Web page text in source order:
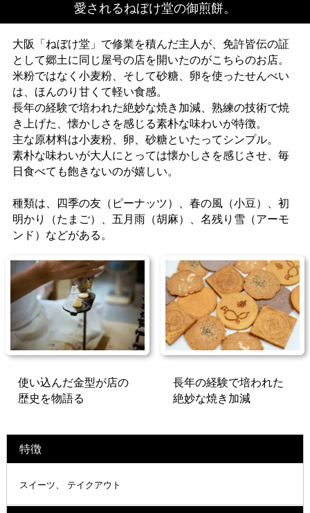
愛されるねぼけ堂の御煎餅。
大阪「ねぼけ堂」で修業を積んだ主人が、免許皆伝の証
として郷土に同じ屋号の店を開いたのがこちらのお店。
米粉ではなく小麦粉、そして砂糖、卵を使ったせんべい
は、ほんのり甘くて軽い食感。
長年の経験で培われた絶妙な焼き加減、熟練の技術で焼
き上げた、懐かしさを感じる素朴な味わいが特徴。
主な原材料は小麦粉、卵、砂糖といたってシンプル。
素朴な味わいが大人にとっては懐かしさを感じさせ、毎
日食べても飽きないのが嬉しい。
種類は、四季の友（ピーナッツ）、春の風（小豆）、初
明かり（たまご）、五月雨（胡麻）、名残り雪（アーモ
ンド）などがある。
使い込んだ金型が店の
歴史を物語る
長年の経験で培われた
絶妙な焼き加減
特徴
スイーツ テイクアウト